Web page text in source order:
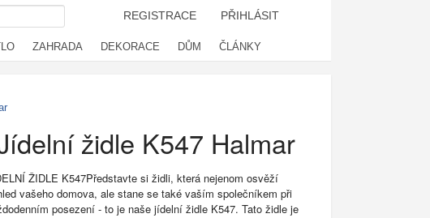
REGISTRACE PŘIHLÁSIT
ZAHRADA DEKORACE DŮM ČLÁNKY
židle K547 Halmar
ŽIDLE K547Představte si židli, která nejenom osvěží
vašeho domova, ale stane se také vaším společníkem při
posezení - to je naše jídelní židle K547. Tato židle je